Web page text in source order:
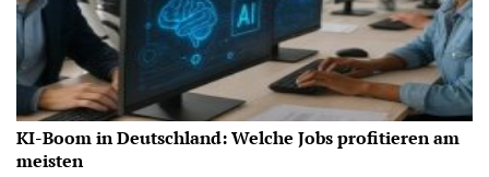
KI-Boom in Deutschland: Welche Jobs profitieren am
meisten